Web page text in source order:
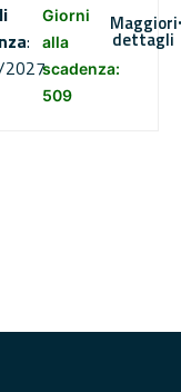
:
Giorni
alla
scadenza:
509
Maggiori
dettagli